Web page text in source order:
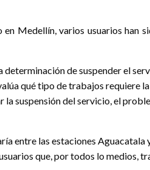
Medellín, varios usuarios
de suspender el
qué tipo de trabajos
suspensión del servicio, el
entre las estaciones
que, por todos lo medios,